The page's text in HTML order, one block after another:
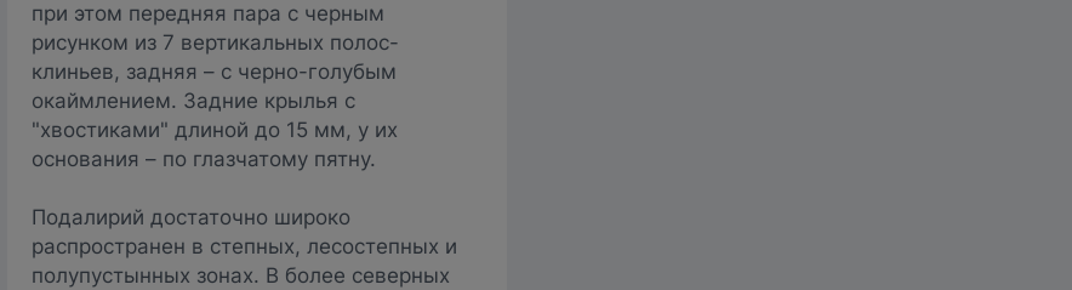
при этом передняя пара с черным
рисунком из 7 вертикальных полос-
клиньев, задняя – с черно-голубым
окаймлением. Задние крылья с
"хвостиками" длиной до 15 мм, у их
основания – по глазчатому пятну.
Подалирий достаточно широко
распространен в степных, лесостепных и
полупустынных зонах. В более северных